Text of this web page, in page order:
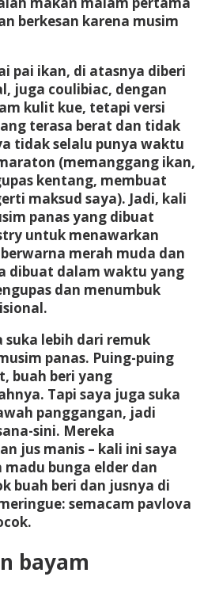
berkesan karena musim
pai ikan, di atasnya diberi
juga coulibiac, dengan
kulit kue, tetapi versi
terasa berat dan tidak
tidak selalu punya waktu
(memanggang ikan,
kentang, membuat
maksud saya). Jadi, kali
panas yang dibuat
untuk menawarkan
merah muda dan
dibuat dalam waktu yang
dan menumbuk
suka lebih dari remuk
panas. Puing-puing
buah beri yang
Tapi saya juga suka
panggangan, jadi
sini. Mereka
jus manis – kali ini saya
bunga elder dan
buah beri dan jusnya di
semacam pavlova
bayam